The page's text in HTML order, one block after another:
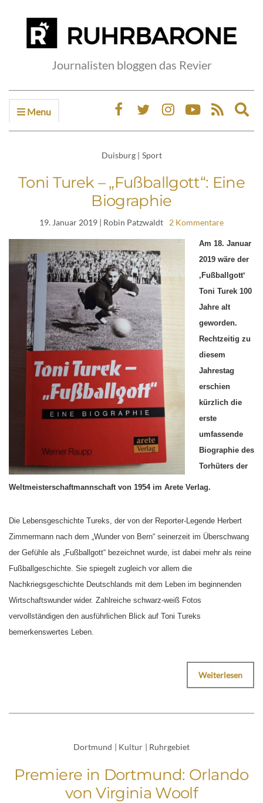
Journalisten bloggen das Revier
Menu
Duisburg | Sport
Toni Turek – „Fußballgott“: Eine
Biographie
19. Januar 2019 | Robin Patzwaldt 2 Kommentare
Am 18. Januar
2019 wäre der
‚Fußballgott‘
Toni Turek 100
Jahre alt
geworden.
Rechtzeitig zu
diesem
Jahrestag
erschien
kürzlich die
erste
umfassende
Biographie des
Torhüters der
Weltmeisterschaftmannschaft von 1954 im Arete Verlag.
Die Lebensgeschichte Tureks, der von der Reporter-Legende Herbert
Zimmermann nach dem „Wunder von Bern“ seinerzeit im Überschwang
der Gefühle als „Fußballgott“ bezeichnet wurde, ist dabei mehr als reine
Fußballgeschichte. Sie spiegelt zugleich vor allem die
Nachkriegsgeschichte Deutschlands mit dem Leben im beginnenden
Wirtschaftswunder wider. Zahlreiche schwarz-weiß Fotos
vervollständigen den ausführlichen Blick auf Toni Tureks
bemerkenswertes Leben.
Weiterlesen
Dortmund | Kultur | Ruhrgebiet
Premiere in Dortmund: Orlando
von Virginia Woolf